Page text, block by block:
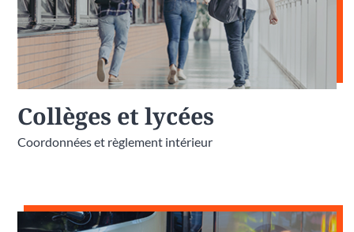
Collèges et lycées
Coordonnées et règlement intérieur